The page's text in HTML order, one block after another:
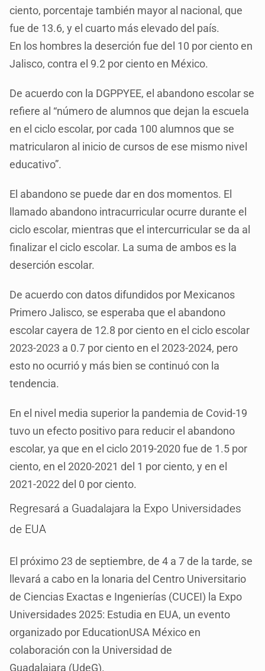
ciento, porcentaje también mayor al nacional, que
fue de 13.6, y el cuarto más elevado del país.
En los hombres la deserción fue del 10 por ciento en
Jalisco, contra el 9.2 por ciento en México.
De acuerdo con la DGPPYEE, el abandono escolar se
refiere al “número de alumnos que dejan la escuela
en el ciclo escolar, por cada 100 alumnos que se
matricularon al inicio de cursos de ese mismo nivel
educativo”.
El abandono se puede dar en dos momentos. El
llamado abandono intracurricular ocurre durante el
ciclo escolar, mientras que el intercurricular se da al
finalizar el ciclo escolar. La suma de ambos es la
deserción escolar.
De acuerdo con datos difundidos por Mexicanos
Primero Jalisco, se esperaba que el abandono
escolar cayera de 12.8 por ciento en el ciclo escolar
2023-2023 a 0.7 por ciento en el 2023-2024, pero
esto no ocurrió y más bien se continuó con la
tendencia.
En el nivel media superior la pandemia de Covid-19
tuvo un efecto positivo para reducir el abandono
escolar, ya que en el ciclo 2019-2020 fue de 1.5 por
ciento, en el 2020-2021 del 1 por ciento, y en el
2021-2022 del 0 por ciento.
Regresará a Guadalajara la Expo Universidades
de EUA
El próximo 23 de septiembre, de 4 a 7 de la tarde, se
llevará a cabo en la lonaria del Centro Universitario
de Ciencias Exactas e Ingenierías (CUCEI) la Expo
Universidades 2025: Estudia en EUA, un evento
organizado por EducationUSA México en
colaboración con la Universidad de
Guadalajara (UdeG).